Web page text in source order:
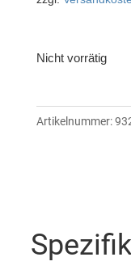
Nicht vorrätig
Artikelnummer: